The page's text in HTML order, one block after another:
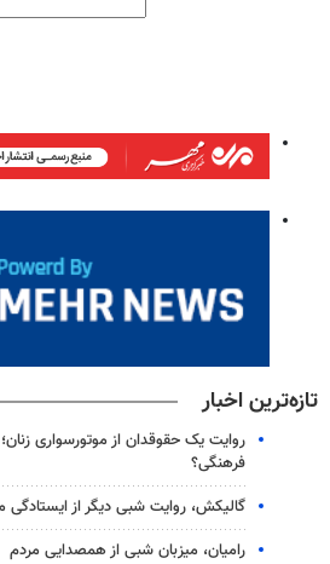
تازه‌ترین اخبار
روایت یک حقوقدان از موتورسواری
فرهنگی؟
گالیکش، روایت شبی دیگر از ایستادگی
رامیان، میزبان شبی از همصدایی مردم